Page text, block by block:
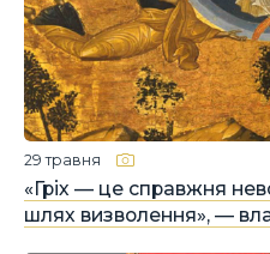
«Гріх — це справжня
шлях визволення», —
29 травня